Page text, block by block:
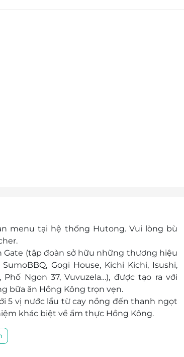
menu tại hệ thống Hutong. Vui lòng bù
Gate (tập đoàn sở hữu những thương hiệu
Gogi House, Kichi Kichi, Isushi,
Phố Ngon 37, Vuvuzela…), được tạo ra với
bữa ăn Hồng Kông trọn vẹn.
5 vị nước lẩu từ cay nồng đến thanh ngọt
khác biệt về ẩm thực Hồng Kông.